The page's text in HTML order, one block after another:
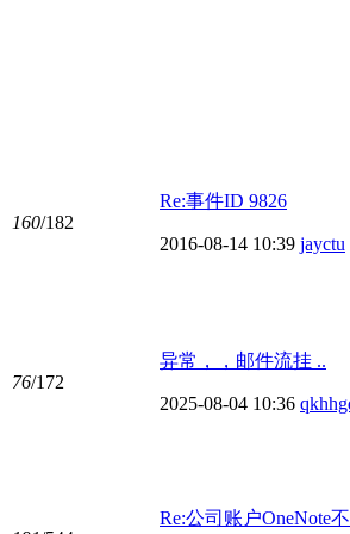
160/182
Re:事件ID 9826
2016-08-14 10:39 jayctu
76/172
异常，，邮件流挂 ..
2025-08-04 10:36
Re:公司账户OneNote